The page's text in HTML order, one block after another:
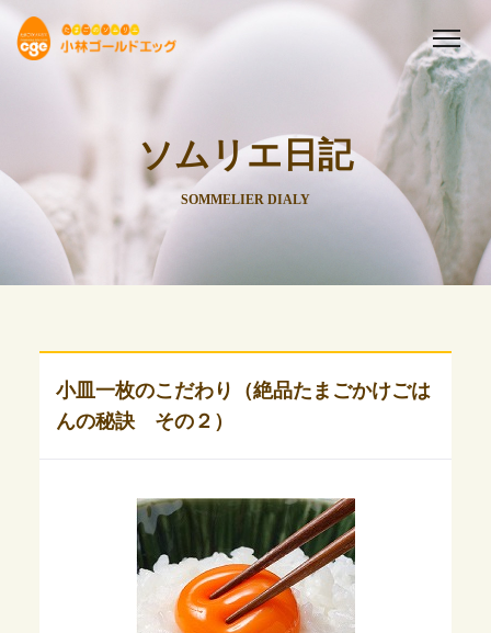
ソムリエ日記
SOMMELIER DIALY
小皿一枚のこだわり（絶品たまごかけごは
んの秘訣 その２）